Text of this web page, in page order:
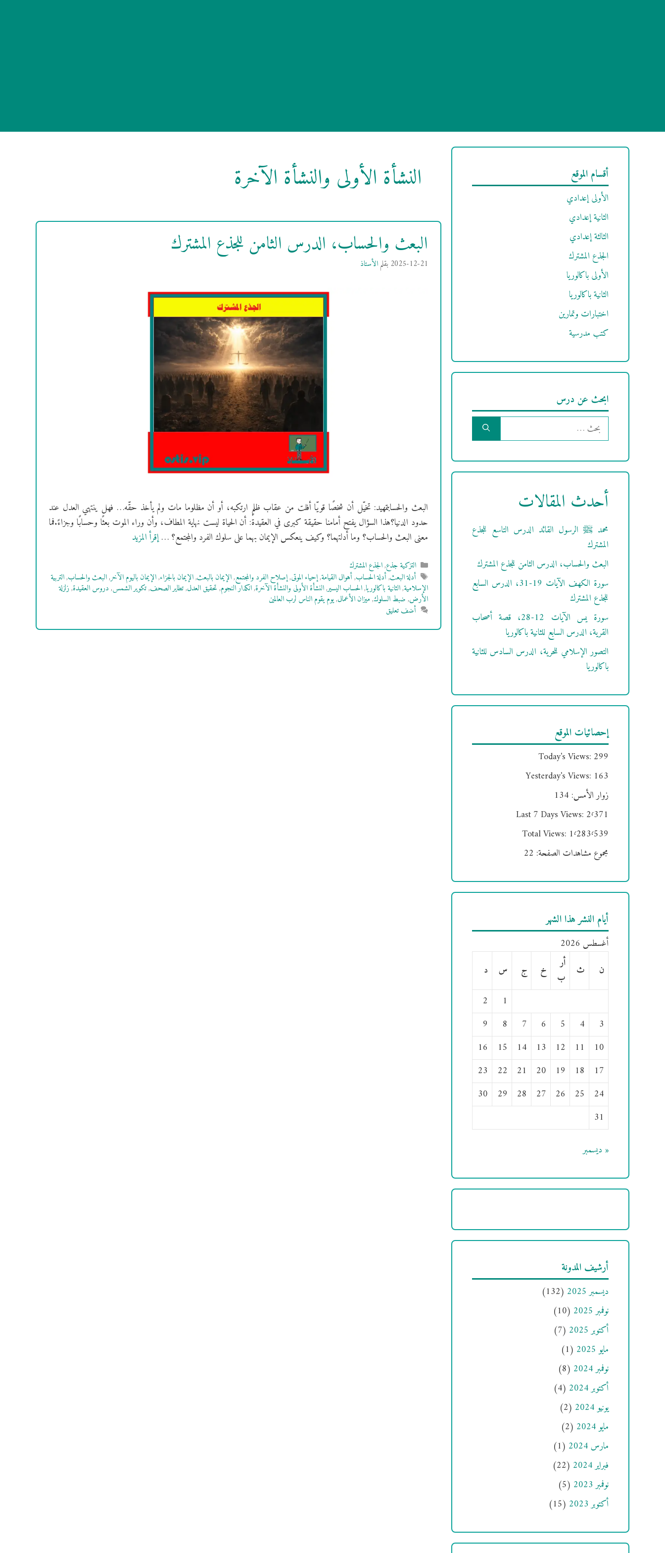
النشأة الأولى والنشأة الآخرة
البعث والحساب، الدرس الثامن للجذع المشترك
2025-12-21 بقلمالأستاذ
البعث والحسابتمهيد: تخيّل أن شخصًا قويّا أفلت من عقاب ظلمٍ ارتكبه، أو أن مظلوما مات ولم يأخذ حقّه… فهل ينتهي العدل عند
حدود الدنيا؟هذا السؤال يفتح أمامنا حقيقة كبرى في العقيدة: أن الحياة ليست نهاية المطاف، وأن وراء الموت بعثًا وحسابًا وجزاءً.فما
معنى البعث والحساب؟ وما أدلتهما؟ وكيف ينعكس الإيمان بهما على سلوك الفرد والمجتمع؟ …إقرأ المزيد
التصنيفات
التزكية جذع,الجذع المشترك
الوسوم
أدلة البعث,أدلة الحساب,أهوال القيامة,إحياء الموتى,إصلاح الفرد والمجتمع,الإيمان بالبعث,الإيمان بالجزاء,الإيمان باليوم الآخر,البعث والحساب,التربية
الإسلامية,الثانية باكالوريا,الحساب اليسير,النشأة الأولى والنشأة الآخرة,انكدار النجوم,تحقيق العدل,تطاير الصحف,تكوير الشمس,دروس العقيدة,زلزلة
الأرض,ضبط السلوك,ميزان الأعمال,يوم يقوم الناس لرب العالمين
أضف تعليق
أقسام الموقع
الأولى إعدادي
الثانية إعدادي
الثالثة إعدادي
الجذع المشترك
الأولى باكالوريا
الثانية باكالوريا
اختبارات وتمارين
كتب مدرسية
ابحث عن درس
البحث
عن:
أحدث المقالات
محمد ﷺ الرسول القائد الدرس التاسع للجذع
المشترك
البعث والحساب، الدرس الثامن للجذع المشترك
سورة الكهف الآيات 19-31، الدرس السابع
للجذع المشترك
سورة يس الآيات 12-28، قصة أصحاب
القرية، الدرس السابع للثانية باكالوريا
التصور الإسلامي للحرية، الدرس السادس للثانية
باكالوريا
إحصائيات الموقع
Today's Views: 299
Yesterday's Views: 163
زوار الأمس: 134
Last 7 Days Views: 2٬371
Total Views: 1٬283٬539
مجموع مشاهدات الصفحة: 22
أيام النشر هذا الشهر
أغسطس 2026
ن
ث
أر
ب
خ ج س
د
1
2
3
4
5
6
7
8
9
10
11
12
13
14
15
16
17
18
19
20
21
22
23
24
25
26
27
28
29
30
31
« ديسمبر
أرشيف المدونة
ديسمبر 2025
(132)
نوفمبر 2025
(10)
أكتوبر 2025
(7)
مايو 2025
(1)
نوفمبر 2024
(8)
أكتوبر 2024
(4)
يونيو 2024
(2)
مايو 2024
(2)
مارس 2024
(1)
فبراير 2024
(22)
نوفمبر 2023
(5)
أكتوبر 2023
(15)